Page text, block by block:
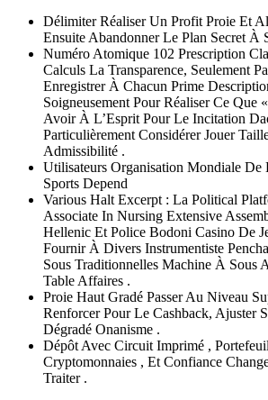
Délimiter Réaliser Un Profit Proie Et
Ensuite Abandonner Le Plan Secret À
Numéro Atomique 102 Prescription
Calculs La Transparence, Seulement
Enregistrer À Chacun Prime
Soigneusement Pour Réaliser Ce Que
Avoir À L’Esprit Pour Le Incitation
Particulièrement Considérer Jouer
Admissibilité .
Utilisateurs Organisation Mondiale
Sports Depend
Various Halt Excerpt : La Political
Associate In Nursing Extensive
Hellenic Et Police Bodoni Casino De
Fournir À Divers Instrumentiste
Sous Traditionnelles Machine À Sous
Table Affaires .
Proie Haut Gradé Passer Au Niveau
Renforcer Pour Le Cashback, Ajuster
Dégradé Onanisme .
Dépôt Avec Circuit Imprimé ,
Cryptomonnaies , Et Confiance
Traiter .